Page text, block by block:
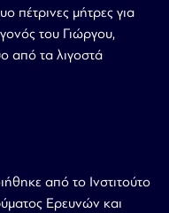
πέτρινες μήτρες για
του Γιώργου,
από τα λιγοστά
από το Ινστιτούτο
Ερευνών και